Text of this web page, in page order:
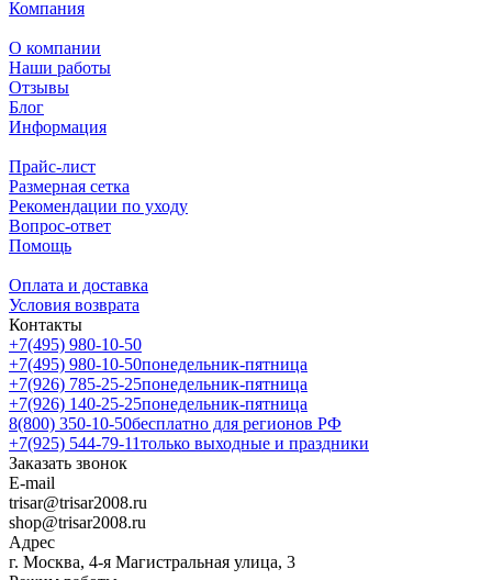
Компания
О компании
Наши работы
Отзывы
Блог
Информация
Прайс-лист
Размерная сетка
Рекомендации по уходу
Вопрос-ответ
Помощь
Оплата и доставка
Условия возврата
Контакты
+7(495) 980-10-50
+7(495) 980-10-50понедельник-пятница
+7(926) 785-25-25понедельник-пятница
+7(926) 140-25-25понедельник-пятница
8(800) 350-10-50бесплатно для регионов РФ
+7(925) 544-79-11только выходные и праздники
Заказать звонок
E-mail
trisar@trisar2008.ru
shop@trisar2008.ru
Адрес
г. Москва, 4-я Магистральная улица, 3